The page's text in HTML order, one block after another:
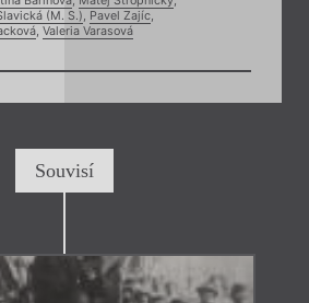
(M. S.), Pavel Zajíc,
, Valeria Varasová
Souvisí